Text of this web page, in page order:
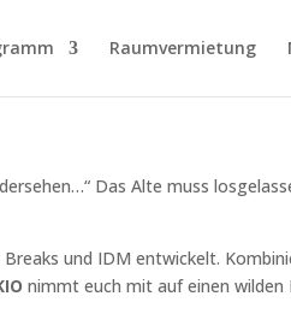
Raumvermietung
Das Alte muss
und IDM entwickelt.
nimmt euch mit auf einen wilden